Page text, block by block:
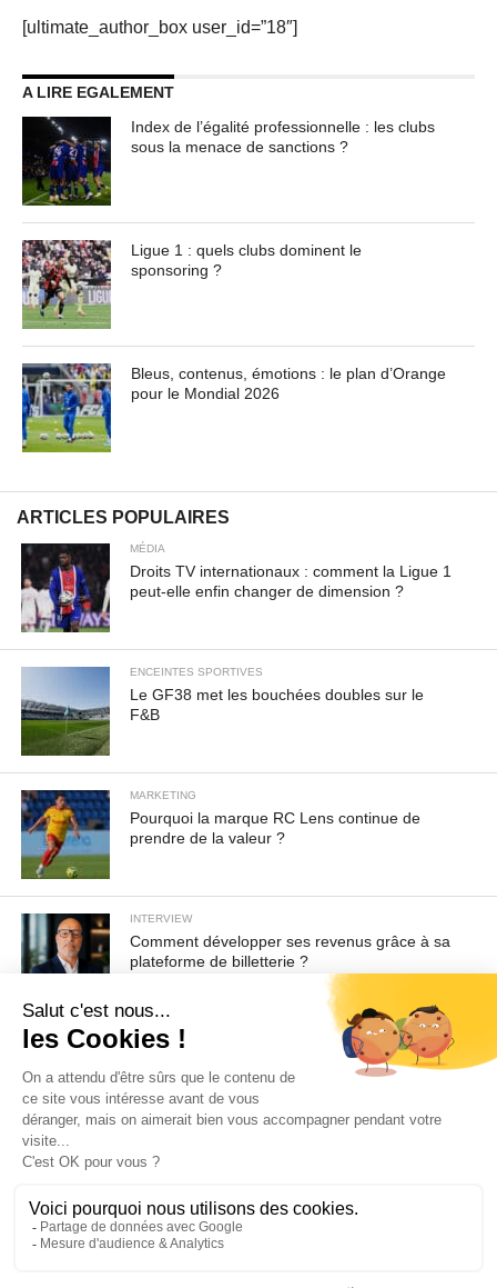
[ultimate_author_box user_id=”18″]
A LIRE EGALEMENT
Index de l’égalité professionnelle : les clubs
sous la menace de sanctions ?
Ligue 1 : quels clubs dominent le
sponsoring ?
Bleus, contenus, émotions : le plan d’Orange
pour le Mondial 2026
ARTICLES POPULAIRES
MÉDIA
Droits TV internationaux : comment la Ligue 1
peut-elle enfin changer de dimension ?
ENCEINTES SPORTIVES
Le GF38 met les bouchées doubles sur le
F&B
MARKETING
Pourquoi la marque RC Lens continue de
prendre de la valeur ?
INTERVIEW
Comment développer ses revenus grâce à sa
plateforme de billetterie ?
Pour toute demande d'information ou de désabonnement :